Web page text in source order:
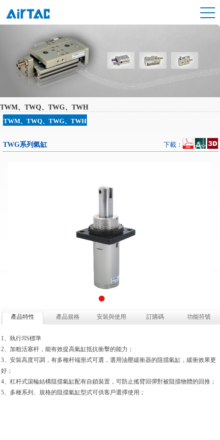
TWM、TWQ、TWG、TWH
TWM、TWQ、TWG、TWH
TWG系列氣缸 下載：
產品特性 產品規格 安裝與使用 訂購碼 功能符號
1、執行JIS標準
2、加粗活塞杆，能有效提高氣缸抵抗衝擊的能力；
3、安裝高度可調，有多種杆端形式可選，選用油壓緩衝器的阻擋氣缸，緩衝效果更
好；
4、杠杆式滾輪結構阻擋氣缸配有自鎖裝置，可防止搖臂回彈對被阻擋物體的回推；
5、多種系列、規格的阻擋氣缸型式可供客戶選擇使用；